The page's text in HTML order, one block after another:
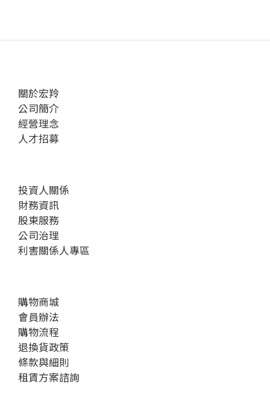
關於宏羚
公司簡介
經營理念
人才招募
投資人關係
財務資訊
股東服務
公司治理
利害關係人專區
購物商城
會員辦法
購物流程
退換貨政策
條款與細則
租賃方案諮詢